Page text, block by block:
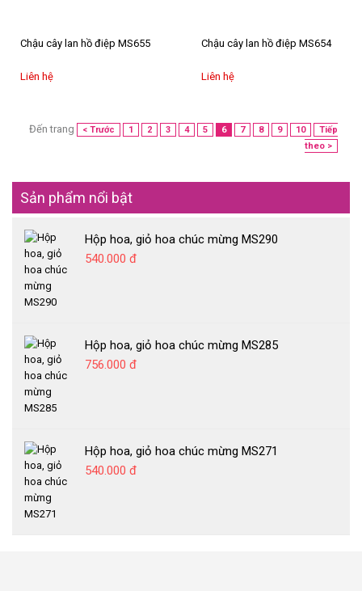
Chậu cây lan hồ điệp MS655
Liên hệ
Chậu cây lan hồ điệp MS654
Liên hệ
Đến trang < Trước 1 2 3 4 5 6 7 8 9 10
Tiếp
theo >
Sản phẩm nổi bật
Hộp hoa, giỏ hoa chúc mừng MS290
540.000 đ
Hộp hoa, giỏ hoa chúc mừng MS285
756.000 đ
Hộp hoa, giỏ hoa chúc mừng MS271
540.000 đ